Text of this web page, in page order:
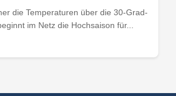
die Temperaturen über die 30-Grad-
im Netz die Hochsaison für...